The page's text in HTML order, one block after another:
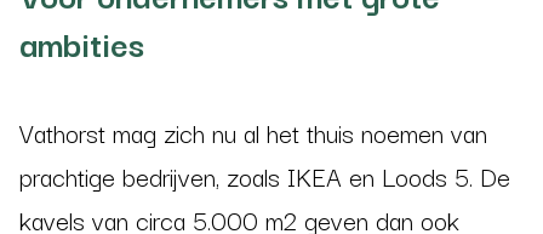
ambities
Vathorst mag zich nu al het thuis noemen van
prachtige bedrijven, zoals IKEA en Loods 5. De
kavels van circa 5.000 m2 geven dan ook